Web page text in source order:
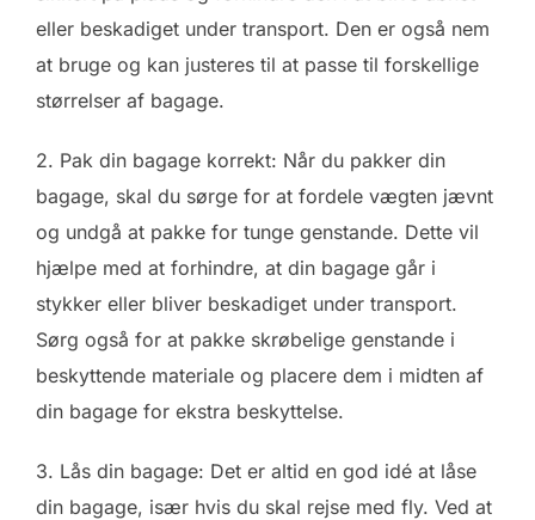
eller beskadiget under transport. Den er også nem
at bruge og kan justeres til at passe til forskellige
størrelser af bagage.
2. Pak din bagage korrekt: Når du pakker din
bagage, skal du sørge for at fordele vægten jævnt
og undgå at pakke for tunge genstande. Dette vil
hjælpe med at forhindre, at din bagage går i
stykker eller bliver beskadiget under transport.
Sørg også for at pakke skrøbelige genstande i
beskyttende materiale og placere dem i midten af
din bagage for ekstra beskyttelse.
3. Lås din bagage: Det er altid en god idé at låse
din bagage, især hvis du skal rejse med fly. Ved at